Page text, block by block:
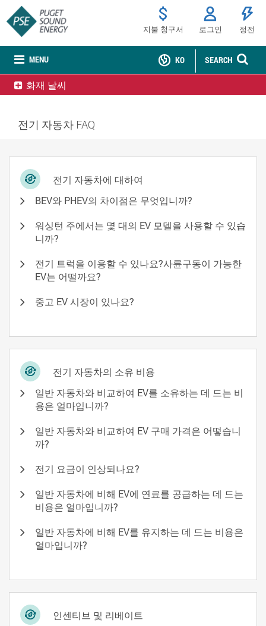
MENU
지불 청구서 로그인 정전
SEARCH
KO
화재 날씨
전기 자동차 FAQ
전기 자동차에 대하여
BEV와 PHEV의 차이점은 무엇입니까?
워싱턴 주에서는 몇 대의 EV 모델을 사용할 수 있습
니까?
전기 트럭을 이용할 수 있나요?사륜구동이 가능한
EV는 어떨까요?
중고 EV 시장이 있나요?
전기 자동차의 소유 비용
일반 자동차와 비교하여 EV를 소유하는 데 드는 비
용은 얼마입니까?
일반 자동차와 비교하여 EV 구매 가격은 어떻습니
까?
전기 요금이 인상되나요?
일반 자동차에 비해 EV에 연료를 공급하는 데 드는
비용은 얼마입니까?
일반 자동차에 비해 EV를 유지하는 데 드는 비용은
얼마입니까?
인센티브 및 리베이트